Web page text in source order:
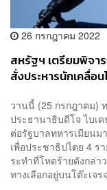
26 กรกฎาคม 2022
สหรัฐฯ เตรียมพิจา
สั่งประหารนักเคลื่อ
วานนี้ (25 กรกฎาคม)
ประธานาธิบดีโจ ไบเ
ต่อรัฐบาลทหารเมียนม
เพื่อประชาธิปไตย 4
ระทำที่โหดร้ายดังกล่
ทางเลือกอยู่บนโต๊ะเจ